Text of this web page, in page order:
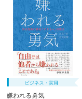
ビジネス・実用
嫌われる勇気